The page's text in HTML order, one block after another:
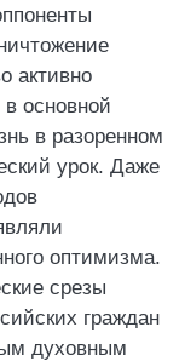
активно
основной
в разоренном
урок. Даже
оптимизма.
срезы
граждан
духовным